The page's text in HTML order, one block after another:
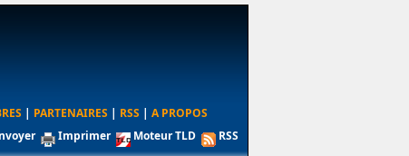
| PARTENAIRES | RSS | A PROPOS
Imprimer Moteur TLD RSS